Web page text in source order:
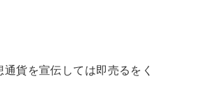
貨を宣伝しては即売るをく